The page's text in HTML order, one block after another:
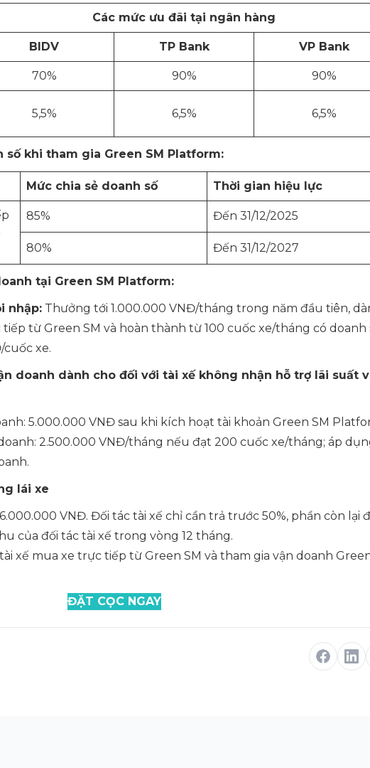
Các mức ưu đãi tại ngân hàng
BIDV TP Bank VP Bank
70% 90% 90%
5,5% 6,5% 6,5%
số khi tham gia Green SM Platform:
Mức chia sẻ doanh số Thời gian hiệu lực
85% Đến 31/12/2025
80% Đến 31/12/2027
tại Green SM Platform:
nhập: Thưởng tới 1.000.000 VNĐ/tháng trong năm đầu tiên,
từ Green SM và hoàn thành từ 100 cuốc xe/tháng có doanh
xe.
doanh dành cho đối với tài xế không nhận hỗ trợ lãi suất
5.000.000 VNĐ sau khi kích hoạt tài khoản Green SM
2.500.000 VNĐ/tháng nếu đạt 200 cuốc xe/tháng; áp
lái xe
VNĐ. Đối tác tài xế chỉ cần trả trước 50%, phần còn lại
của đối tác tài xế trong vòng 12 tháng.
xế mua xe trực tiếp từ Green SM và tham gia vận doanh
ĐẶT CỌC NGAY